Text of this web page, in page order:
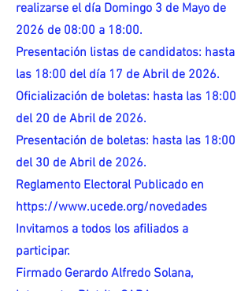
realizarse el día Domingo 3 de Mayo de
2026 de 08:00 a 18:00.
Presentación listas de candidatos: hasta
las 18:00 del día 17 de Abril de 2026.
Oficialización de boletas: hasta las 18:00
del 20 de Abril de 2026.
Presentación de boletas: hasta las 18:00
del 30 de Abril de 2026.
Reglamento Electoral Publicado en
https://www.ucede.org/novedades
Invitamos a todos los afiliados a
participar.
Firmado Gerardo Alfredo Solana,